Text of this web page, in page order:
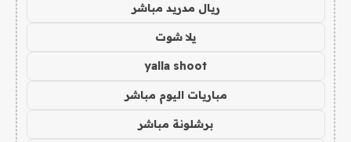
ريال مدريد مباشر
يلا شوت
yalla shoot
مباريات اليوم مباشر
برشلونة مباشر